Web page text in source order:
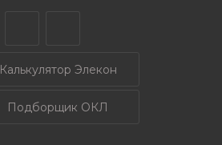
Калькулятор Элекон
Подборщик ОКЛ